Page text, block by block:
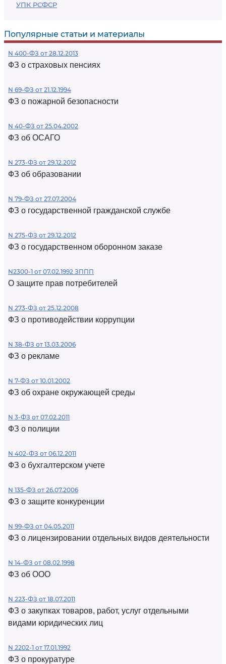
УПК РСФСР
Популярные статьи и материалы
N 400-ФЗ от 28.12.2013
ФЗ о страховых пенсиях
N 69-ФЗ от 21.12.1994
ФЗ о пожарной безопасности
N 40-ФЗ от 25.04.2002
ФЗ об ОСАГО
N 273-ФЗ от 29.12.2012
ФЗ об образовании
N 79-ФЗ от 27.07.2004
ФЗ о государственной гражданской службе
N 275-ФЗ от 29.12.2012
ФЗ о государственном оборонном заказе
N2300-1 от 07.02.1992 ЗППП
О защите прав потребителей
N 273-ФЗ от 25.12.2008
ФЗ о противодействии коррупции
N 38-ФЗ от 13.03.2006
ФЗ о рекламе
N 7-ФЗ от 10.01.2002
ФЗ об охране окружающей среды
N 3-ФЗ от 07.02.2011
ФЗ о полиции
N 402-ФЗ от 06.12.2011
ФЗ о бухгалтерском учете
N 135-ФЗ от 26.07.2006
ФЗ о защите конкуренции
N 99-ФЗ от 04.05.2011
ФЗ о лицензировании отдельных видов деятельности
N 14-ФЗ от 08.02.1998
ФЗ об ООО
N 223-ФЗ от 18.07.2011
ФЗ о закупках товаров, работ, услуг отдельными
видами юридических лиц
N 2202-1 от 17.01.1992
ФЗ о прокуратуре